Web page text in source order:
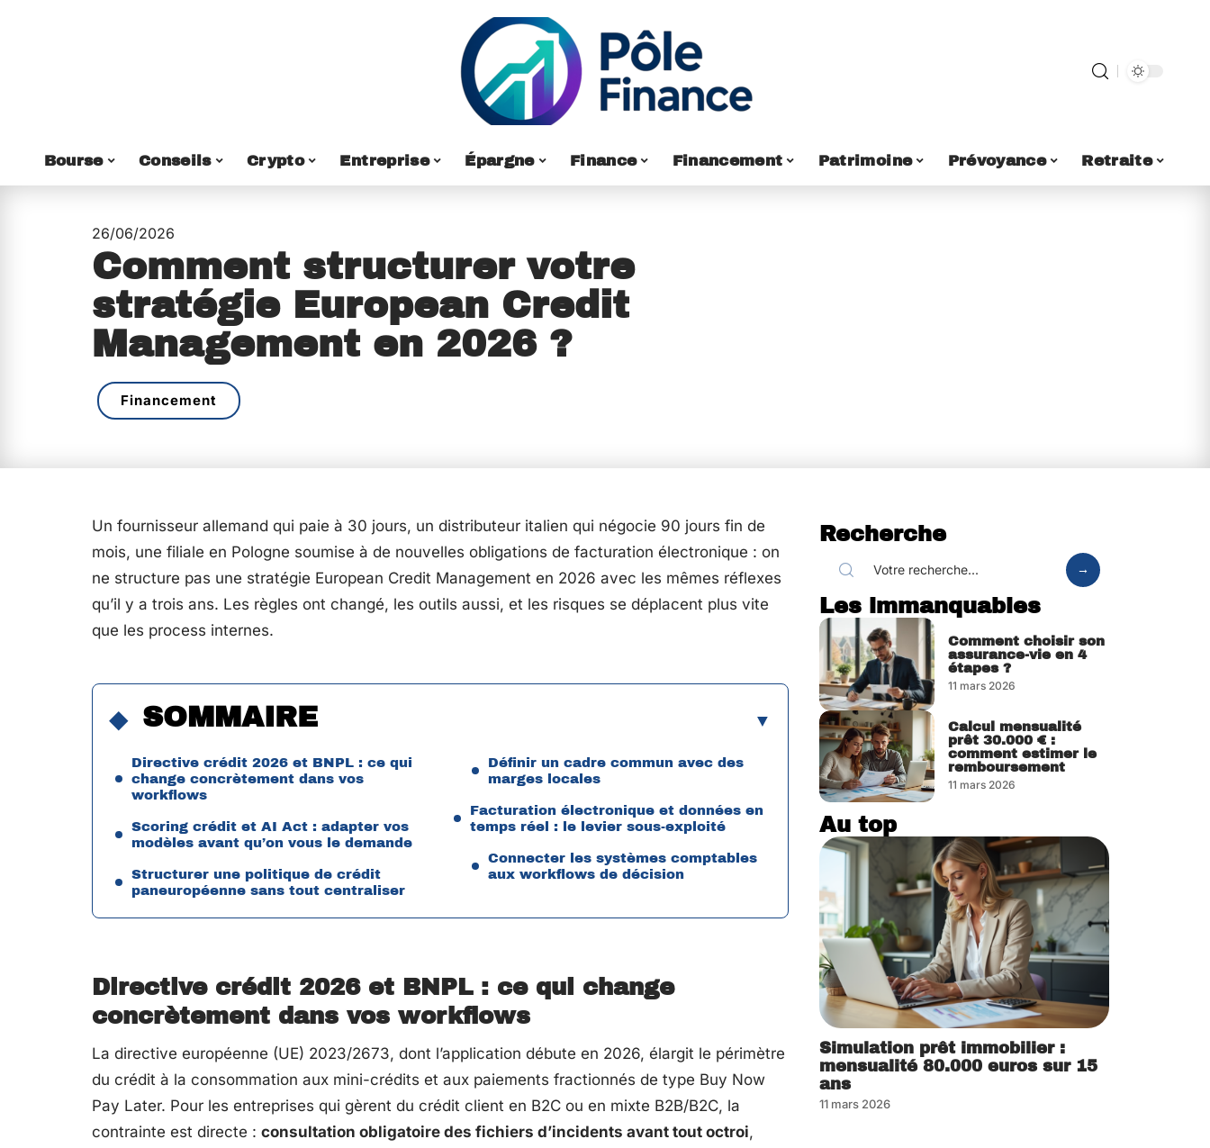
Bourse Conseils Crypto Entreprise Épargne Finance Financement Patrimoine Prévoyance Retraite
26/06/2026
Comment structurer votre
stratégie European Credit
Management en 2026 ?
Financement
Un fournisseur allemand qui paie à 30 jours, un distributeur italien qui négocie 90 jours fin de
mois, une filiale en Pologne soumise à de nouvelles obligations de facturation électronique : on
ne structure pas une stratégie European Credit Management en 2026 avec les mêmes réflexes
qu’il y a trois ans. Les règles ont changé, les outils aussi, et les risques se déplacent plus vite
que les process internes.
SOMMAIRE
Directive crédit 2026 et BNPL : ce qui
change concrètement dans vos
workflows
Scoring crédit et AI Act : adapter vos
modèles avant qu’on vous le demande
Structurer une politique de crédit
paneuropéenne sans tout centraliser
Définir un cadre commun avec des
marges locales
Facturation électronique et données en
temps réel : le levier sous-exploité
Connecter les systèmes comptables
aux workflows de décision
Directive crédit 2026 et BNPL : ce qui change
concrètement dans vos workflows
La directive européenne (UE) 2023/2673, dont l’application débute en 2026, élargit le périmètre
du crédit à la consommation aux mini-crédits et aux paiements fractionnés de type Buy Now
Pay Later. Pour les entreprises qui gèrent du crédit client en B2C ou en mixte B2B/B2C, la
contrainte est directe : consultation obligatoire des fichiers d’incidents avant tout octroi,
Recherche
Les immanquables
Comment choisir son
assurance-vie en 4
étapes ?
11 mars 2026
Calcul mensualité
prêt 30.000 € :
comment estimer le
remboursement
11 mars 2026
Au top
Simulation prêt immobilier :
mensualité 80.000 euros sur 15
ans
11 mars 2026